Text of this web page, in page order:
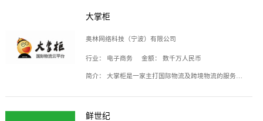
大掌柜
奥林网络科技（宁波）有限公司
行业： 电子商务 金额： 数千万人民币
简介： 大掌柜是一家主打国际物流及跨境物流的服务云平台，致力于帮助全球国际物流企业在互联网上建立自己的平台，核心产品包括运价通、生意通、业务通、订舱通、招财通等，奥林网络科技（宁波）有限公司旗下产品。
鲜世纪